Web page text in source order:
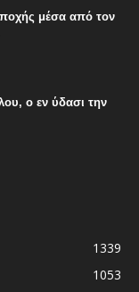
μέσα από τον
ο εν ύδασι την
1339
1053